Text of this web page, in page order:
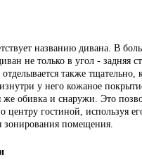
названию дивана. В
не только в угол - задняя
также тщательно,
у него кожаное
же обивка и снаружи. Это
центру гостиной, используя
зонирования помещения.